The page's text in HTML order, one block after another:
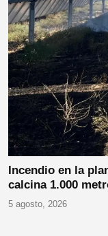
Incendio en la
calcina 1.000
5 agosto, 2026